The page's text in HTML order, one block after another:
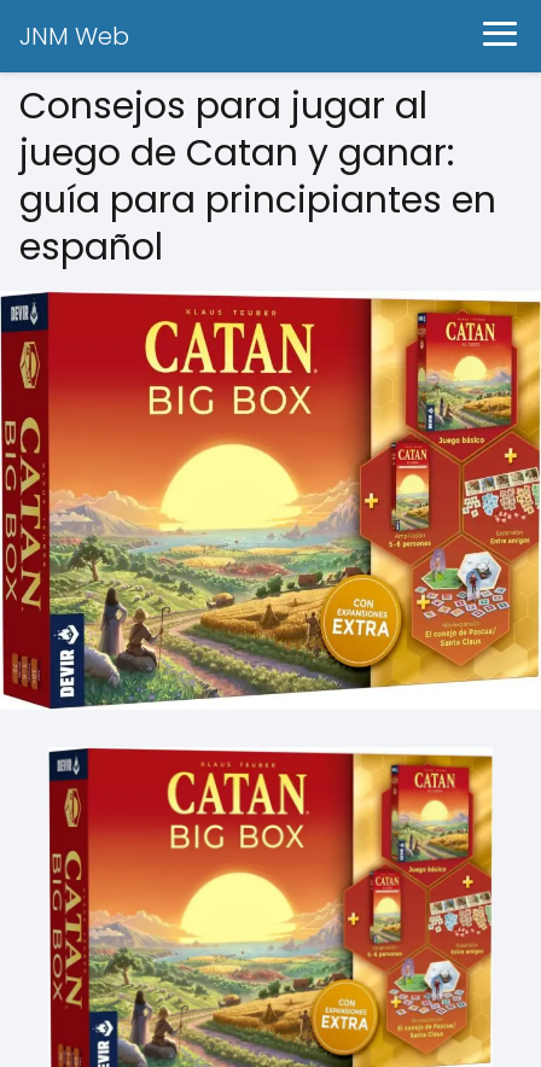
JNM Web
Consejos para jugar al
juego de Catan y ganar:
guía para principiantes en
español